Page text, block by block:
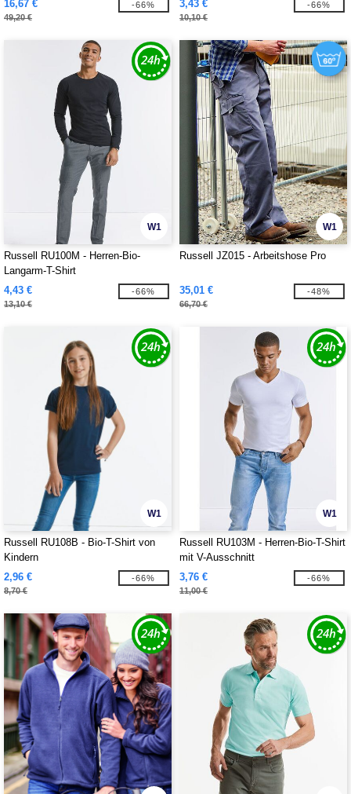
16,67 €
49,20 €
-66% 3,43 €
10,10 €
-66%
W1
Russell RU100M - Herren-Bio-
Langarm-T-Shirt
4,43 €
13,10 €
-66%
W1
Russell JZ015 - Arbeitshose Pro
35,01 €
66,70 €
-48%
W1
Russell RU108B - Bio-T-Shirt von
Kindern
2,96 €
8,70 €
-66%
W1
Russell RU103M - Herren-Bio-T-Shirt
mit V-Ausschnitt
3,76 €
11,00 €
-66%